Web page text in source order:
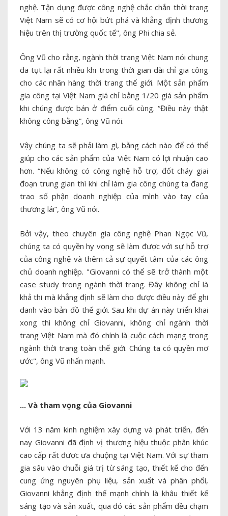
nghệ. Tận dụng được công nghệ chắc chắn thời trang
Việt Nam sẽ có cơ hội bứt phá và khẳng định thương
hiệu trên thị trường quốc tế", ông Phi chia sẻ.
Ông Vũ cho rằng, ngành thời trang Việt Nam nói chung
đã tụt lại rất nhiều khi trong thời gian dài chỉ gia công
cho các nhãn hàng thời trang thế giới. Một sản phẩm
gia công tại Việt Nam giá chỉ bằng 1/20 giá sản phẩm
khi chúng được bán ở điểm cuối cùng. “Điều này thật
không công bằng”, ông Vũ nói.
Vậy chúng ta sẽ phải làm gì, bằng cách nào để có thể
giúp cho các sản phẩm của Việt Nam có lợi nhuận cao
hơn. “Nếu không có công nghệ hỗ trợ, đốt cháy giai
đoạn trung gian thì khi chỉ làm gia công chúng ta đang
trao số phận doanh nghiệp của mình vào tay của
thương lái”, ông Vũ nói.
Bởi vậy, theo chuyên gia công nghệ Phan Ngọc Vũ,
chúng ta có quyền hy vọng sẽ làm được với sự hỗ trợ
của công nghệ và thêm cả sự quyết tâm của các ông
chủ doanh nghiệp. "Giovanni có thể sẽ trở thành một
case study trong ngành thời trang. Đây không chỉ là
khả thi mà khẳng định sẽ làm cho được điều này để ghi
danh vào bản đồ thế giới. Sau khi dự án này triển khai
xong thì không chỉ Giovanni, không chỉ ngành thời
trang Việt Nam mà đó chính là cuộc cách mạng trong
ngành thời trang toàn thế giới. Chúng ta có quyền mơ
ước", ông Vũ nhấn mạnh.
... Và tham vọng của Giovanni
Với 13 năm kinh nghiệm xây dựng và phát triển, đến
nay Giovanni đã định vị thương hiệu thuộc phân khúc
cao cấp rất được ưa chuộng tại Việt Nam. Với sự tham
gia sâu vào chuỗi giá trị từ sáng tạo, thiết kế cho đến
cung ứng nguyên phụ liệu, sản xuất và phân phối,
Giovanni khẳng định thế mạnh chính là khâu thiết kế
sáng tạo và sản xuất, qua đó các sản phẩm đều chạm